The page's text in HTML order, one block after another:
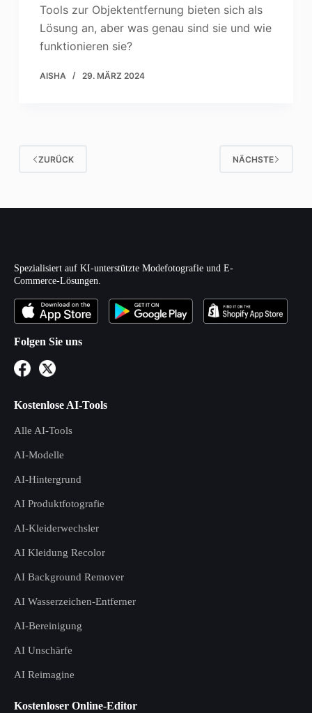
Tools zur Objektentfernung bieten sich als
Lösung an, aber was genau sind sie und wie
funktionieren sie?
AISHA 29. MÄRZ 2024
ZURÜCK NÄCHSTE
Spezialisiert auf KI-unterstützte Modefotografie und E-
Commerce-Lösungen.
Folgen Sie uns
Kostenlose AI-Tools
Alle AI-Tools
AI-Modelle
AI-Hintergrund
AI Produktfotografie
AI-Kleiderwechsler
AI Kleidung Recolor
AI Background Remover
AI Wasserzeichen-Entferner
AI-Bereinigung
AI Unschärfe
AI Reimagine
Kostenloser Online-Editor